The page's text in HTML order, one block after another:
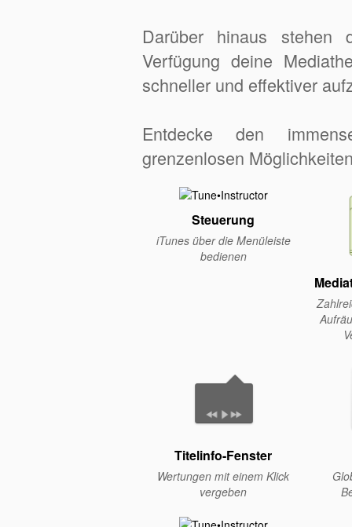
Darüber hinaus stehen
Verfügung deine
schneller und effektiver
Entdecke den
grenzenlosen
Steuerung
iTunes über die Menüleiste
bedienen
Titelinfo-Fenster
Wertungen mit einem Klick
vergeben